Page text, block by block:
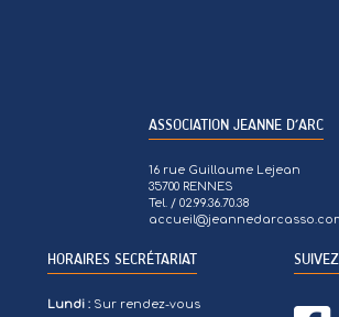
ASSOCIATION JEANNE D’ARC
16 rue Guillaume Lejean
35700 RENNES
Tel. / 02.99.36.70.38
HORAIRES SECRÉTARIAT
Lundi : Sur rendez-vous